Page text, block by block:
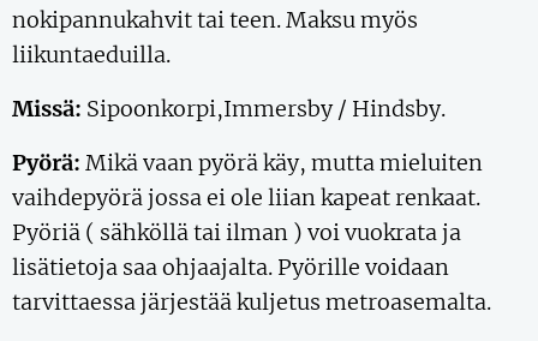
nokipannukahvit tai teen. Maksu myös
liikuntaeduilla.
Missä: Sipoonkorpi,Immersby / Hindsby.
Pyörä: Mikä vaan pyörä käy, mutta mieluiten
vaihdepyörä jossa ei ole liian kapeat renkaat.
Pyöriä ( sähköllä tai ilman ) voi vuokrata ja
lisätietoja saa ohjaajalta. Pyörille voidaan
tarvittaessa järjestää kuljetus metroasemalta.